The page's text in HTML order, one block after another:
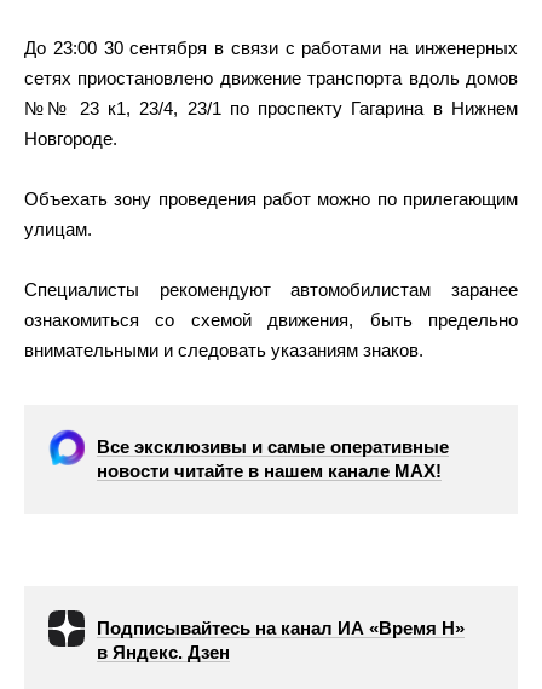
До 23:00 30 сентября в связи с работами на инженерных
сетях приостановлено движение транспорта вдоль домов
№№ 23 к1, 23/4, 23/1 по проспекту Гагарина в Нижнем
Новгороде.
Объехать зону проведения работ можно по прилегающим
улицам.
Специалисты рекомендуют автомобилистам заранее
ознакомиться со схемой движения, быть предельно
внимательными и следовать указаниям знаков.
Все эксклюзивы и самые оперативные
новости читайте в нашем канале МАХ!
Подписывайтесь на канал ИА «Время Н»
в Яндекс. Дзен